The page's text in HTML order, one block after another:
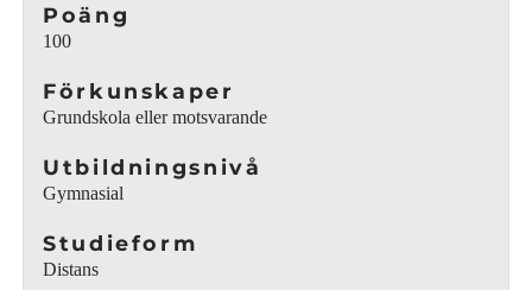
t
f
n
Poäng
100
Förkunskaper
Grundskola eller motsvarande
Utbildningsnivå
Gymnasial
Studieform
Distans